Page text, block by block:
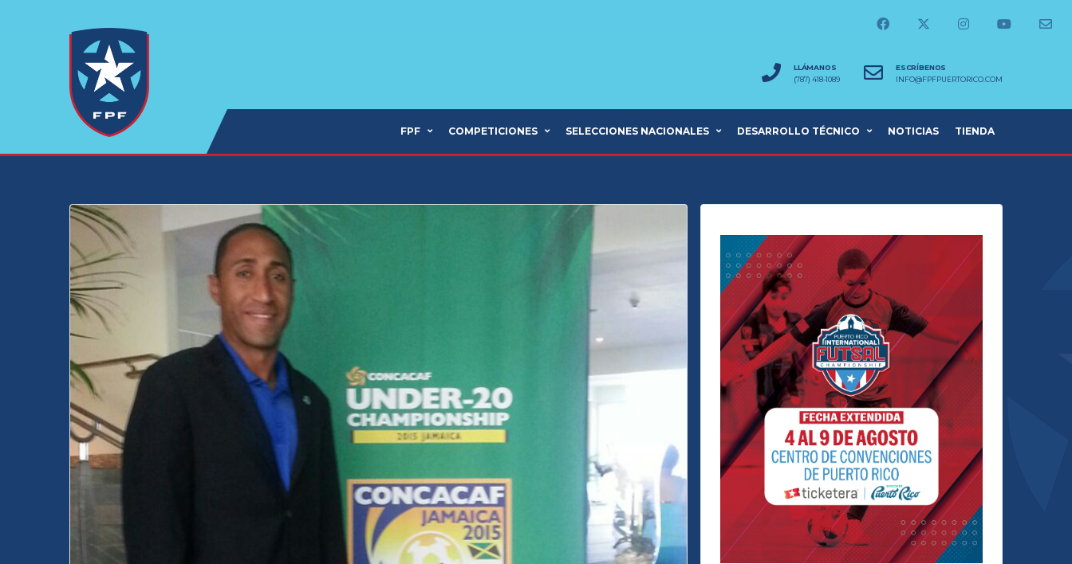
LLÁMANOS
(787) 418-1089
ESCRÍBENOS
INFO@FPFPUERTORICO.COM
FPF COMPETICIONES SELECCIONES NACIONALES DESARROLLO TÉCNICO NOTICIAS TIENDA